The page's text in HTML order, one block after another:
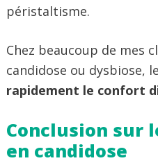
péristaltisme.
Chez beaucoup de mes
candidose ou dysbiose,
rapidement le confort
Conclusion sur
en candidose